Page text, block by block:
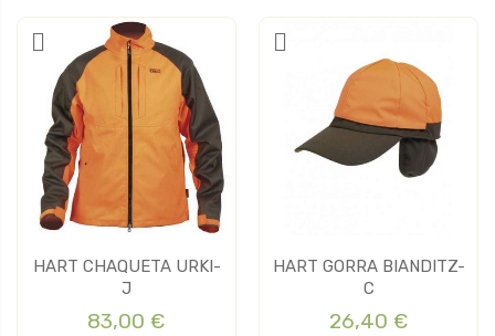
HART CHAQUETA URKI-
J
83,00 €
HART GORRA BIANDITZ-
C
26,40 €